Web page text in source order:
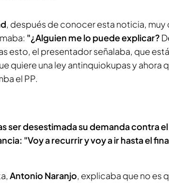
, después de conocer esta noticia, muy
"¿Alguien me lo puede explicar?
esto, el presentador señalaba, que
quiere una ley antinquiokupas y ahora
el PP.
ser desestimada su demanda contra
"Voy a recurrir y voy a ir hasta el
Antonio Naranjo, explicaba que no es